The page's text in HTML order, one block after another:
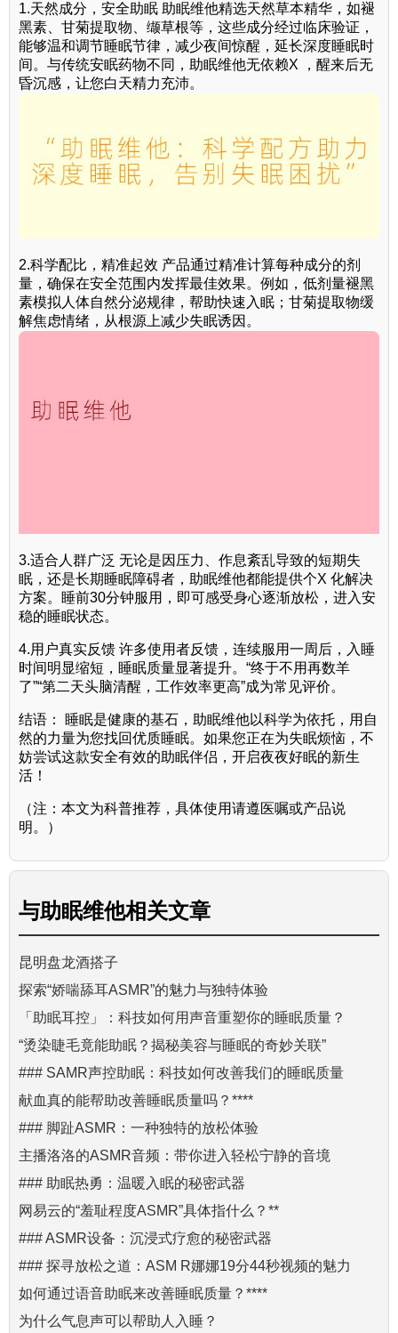
1.天然成分，安全助眠 助眠维他精选天然草本精华，如褪
黑素、甘菊提取物、缬草根等，这些成分经过临床验证，
能够温和调节睡眠节律，减少夜间惊醒，延长深度睡眠时
间。与传统安眠药物不同，助眠维他无依赖X ，醒来后无
昏沉感，让您白天精力充沛。
2.科学配比，精准起效 产品通过精准计算每种成分的剂
量，确保在安全范围内发挥最佳效果。例如，低剂量褪黑
素模拟人体自然分泌规律，帮助快速入眠；甘菊提取物缓
解焦虑情绪，从根源上减少失眠诱因。
3.适合人群广泛 无论是因压力、作息紊乱导致的短期失
眠，还是长期睡眠障碍者，助眠维他都能提供个X 化解决
方案。睡前30分钟服用，即可感受身心逐渐放松，进入安
稳的睡眠状态。
4.用户真实反馈 许多使用者反馈，连续服用一周后，入睡
时间明显缩短，睡眠质量显著提升。“终于不用再数羊
了”“第二天头脑清醒，工作效率更高”成为常见评价。
结语： 睡眠是健康的基石，助眠维他以科学为依托，用自
然的力量为您找回优质睡眠。如果您正在为失眠烦恼，不
妨尝试这款安全有效的助眠伴侣，开启夜夜好眠的新生
活！
（注：本文为科普推荐，具体使用请遵医嘱或产品说
明。）
与助眠维他相关文章
昆明盘龙酒搭子
探索“娇喘舔耳ASMR”的魅力与独特体验
「助眠耳控」：科技如何用声音重塑你的睡眠质量？
“烫染睫毛竟能助眠？揭秘美容与睡眠的奇妙关联”
### SAMR声控助眠：科技如何改善我们的睡眠质量
献血真的能帮助改善睡眠质量吗？****
### 脚趾ASMR：一种独特的放松体验
主播洛洛的ASMR音频：带你进入轻松宁静的音境
### 助眠热勇：温暖入眠的秘密武器
网易云的“羞耻程度ASMR”具体指什么？**
### ASMR设备：沉浸式疗愈的秘密武器
### 探寻放松之道：ASM R娜娜19分44秒视频的魅力
如何通过语音助眠来改善睡眠质量？****
为什么气息声可以帮助人入睡？